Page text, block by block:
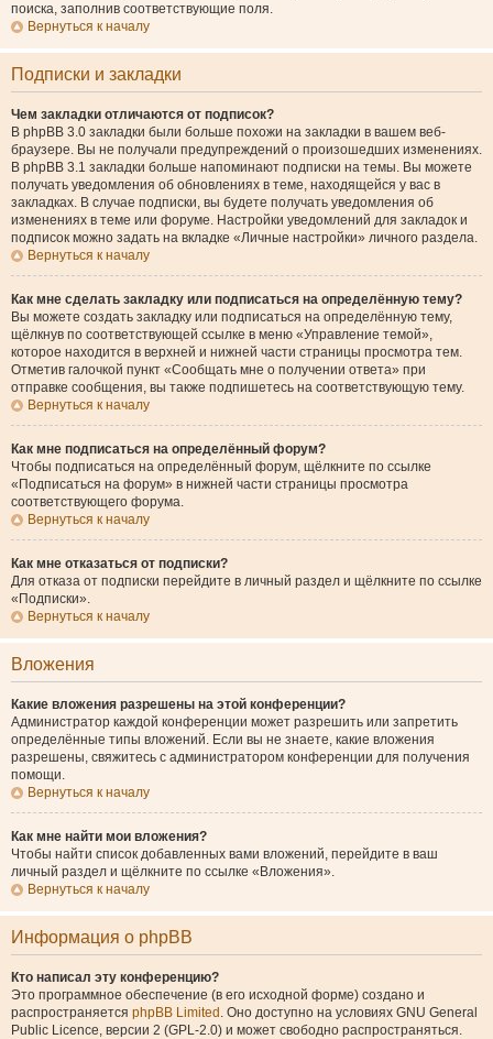
поиска, заполнив соответствующие поля.
Вернуться к началу
Подписки и закладки
Чем закладки отличаются от подписок?
В phpBB 3.0 закладки были больше похожи на закладки в вашем веб-
браузере. Вы не получали предупреждений о произошедших изменениях.
В phpBB 3.1 закладки больше напоминают подписки на темы. Вы можете
получать уведомления об обновлениях в теме, находящейся у вас в
закладках. В случае подписки, вы будете получать уведомления об
изменениях в теме или форуме. Настройки уведомлений для закладок и
подписок можно задать на вкладке «Личные настройки» личного раздела.
Вернуться к началу
Как мне сделать закладку или подписаться на определённую тему?
Вы можете создать закладку или подписаться на определённую тему,
щёлкнув по соответствующей ссылке в меню «Управление темой»,
которое находится в верхней и нижней части страницы просмотра тем.
Отметив галочкой пункт «Сообщать мне о получении ответа» при
отправке сообщения, вы также подпишетесь на соответствующую тему.
Вернуться к началу
Как мне подписаться на определённый форум?
Чтобы подписаться на определённый форум, щёлкните по ссылке
«Подписаться на форум» в нижней части страницы просмотра
соответствующего форума.
Вернуться к началу
Как мне отказаться от подписки?
Для отказа от подписки перейдите в личный раздел и щёлкните по ссылке
«Подписки».
Вернуться к началу
Вложения
Какие вложения разрешены на этой конференции?
Администратор каждой конференции может разрешить или запретить
определённые типы вложений. Если вы не знаете, какие вложения
разрешены, свяжитесь с администратором конференции для получения
помощи.
Вернуться к началу
Как мне найти мои вложения?
Чтобы найти список добавленных вами вложений, перейдите в ваш
личный раздел и щёлкните по ссылке «Вложения».
Вернуться к началу
Информация о phpBB
Кто написал эту конференцию?
Это программное обеспечение (в его исходной форме) создано и
распространяется phpBB Limited . Оно доступно на условиях GNU General
Public Licence, версии 2 (GPL-2.0) и может свободно распространяться.